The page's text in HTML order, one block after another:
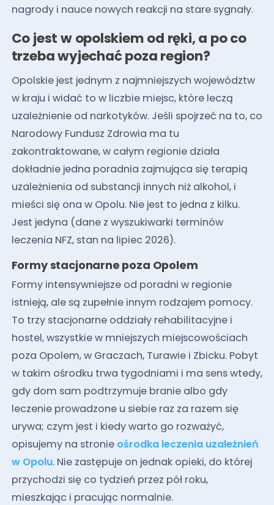
nagrody i nauce nowych reakcji na stare sygnały.
Co jest w opolskiem od ręki, a po co
trzeba wyjechać poza region?
Opolskie jest jednym z najmniejszych województw
w kraju i widać to w liczbie miejsc, które leczą
uzależnienie od narkotyków. Jeśli spojrzeć na to, co
Narodowy Fundusz Zdrowia ma tu
zakontraktowane, w całym regionie działa
dokładnie jedna poradnia zajmująca się terapią
uzależnienia od substancji innych niż alkohol, i
mieści się ona w Opolu. Nie jest to jedna z kilku.
Jest jedyna (dane z wyszukiwarki terminów
leczenia NFZ, stan na lipiec 2026).
Formy stacjonarne poza Opolem
Formy intensywniejsze od poradni w regionie
istnieją, ale są zupełnie innym rodzajem pomocy.
To trzy stacjonarne oddziały rehabilitacyjne i
hostel, wszystkie w mniejszych miejscowościach
poza Opolem, w Graczach, Turawie i Zbicku. Pobyt
w takim ośrodku trwa tygodniami i ma sens wtedy,
gdy dom sam podtrzymuje branie albo gdy
leczenie prowadzone u siebie raz za razem się
urywa; czym jest i kiedy warto go rozważyć,
opisujemy na stronie ośrodka leczenia uzależnień
w Opolu. Nie zastępuje on jednak opieki, do której
przychodzi się co tydzień przez pół roku,
mieszkając i pracując normalnie.